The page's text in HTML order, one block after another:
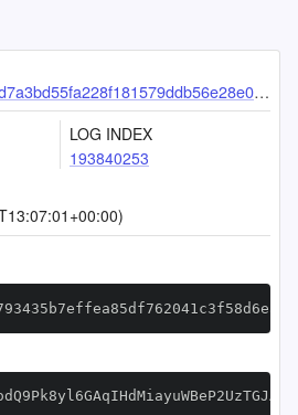
LOG INDEX
193840253